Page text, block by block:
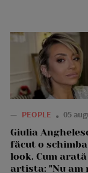
— PEOPLE 05
Giulia
făcut o
look. Cum
artista: "Nu am